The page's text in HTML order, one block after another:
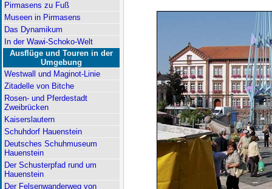
Pirmasens zu Fuß
Museen in Pirmasens
Das Dynamikum
In der Wawi-Schoko-Welt
Ausflüge und Touren in der
Umgebung
Westwall und Maginot-Linie
Zitadelle von Bitche
Rosen- und Pferdestadt
Zweibrücken
Kaiserslautern
Schuhdorf Hauenstein
Deutsches Schuhmuseum
Hauenstein
Der Schusterpfad rund um
Hauenstein
Der Felsenwanderweg von